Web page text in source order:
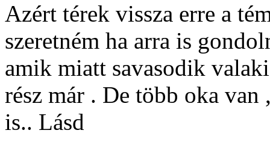
Azért térek vissza erre a
szeretném ha arra is
amik miatt savasodik
rész már . De több oka
is.. Lásd